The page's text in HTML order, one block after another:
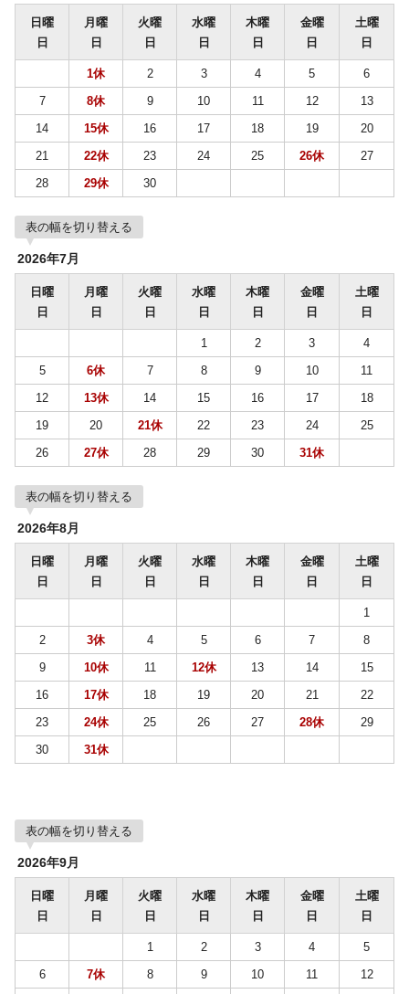
日曜
日
月曜
日
火曜
日
水曜
日
木曜
日
金曜
日
土曜
日
1休 2 3 4 5
6
7
8休 9 10 11 12
13
14
15休 16 17 18 19
20
21
22休 23 24 25 26休
27
28
29休 30
表の幅を切り替える
2026年7月
日曜
日
月曜
日
火曜
日
水曜
日
木曜
日
金曜
日
土曜
日
1 2 3
4
5
6休 7 8 9 10
11
12
13休 14 15 16 17
18
19
20 21休 22 23 24
25
26
27休 28 29 30 31休
表の幅を切り替える
2026年8月
日曜
日
月曜
日
火曜
日
水曜
日
木曜
日
金曜
日
土曜
日
1
2
3休 4 5 6 7
8
9
10休 11 12休 13 14
15
16
17休 18 19 20 21
22
23
24休 25 26 27 28休
29
30
31休
表の幅を切り替える
2026年9月
日曜
日
月曜
日
火曜
日
水曜
日
木曜
日
金曜
日
土曜
日
1 2 3 4
5
6
7休 8 9 10 11 12